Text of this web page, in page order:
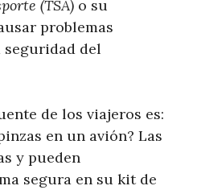
(TSA) o su
problemas
del
de los viajeros es:
en un avión? Las
y pueden
segura en su kit de